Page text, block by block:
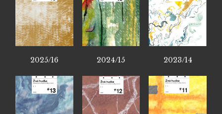
2025/16 2024/15 2023/14